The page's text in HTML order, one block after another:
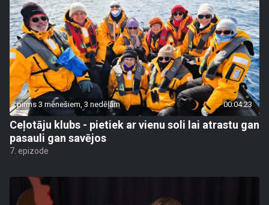
pirms 3 mēnešiem, 3 nedēļām 00:04:23
Ceļotāju klubs - pietiek ar vienu soli lai atrastu gan
pasauli gan savējos
7. epizode